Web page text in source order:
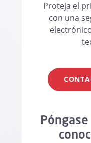
Proteja el
con una